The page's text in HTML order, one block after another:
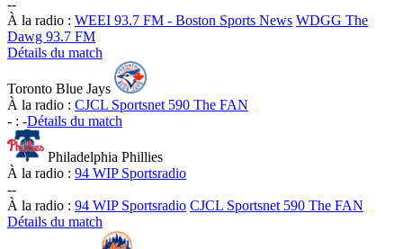
--
À la radio : WEEI 93.7 FM - Boston Sports News WDGG The
Dawg 93.7 FM
Détails du match
Toronto Blue Jays
À la radio : CJCL Sportsnet 590 The FAN
- : -Détails du match
Philadelphia Phillies
À la radio : 94 WIP Sportsradio
--
À la radio : 94 WIP Sportsradio CJCL Sportsnet 590 The FAN
Détails du match